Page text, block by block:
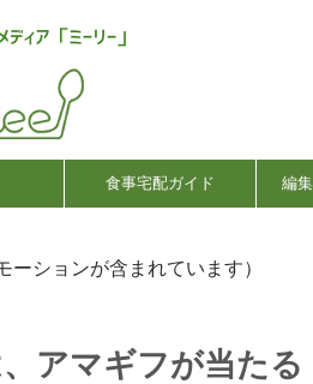
食事宅配ガイド 編
ーションが含まれています）
アマギフが当たる